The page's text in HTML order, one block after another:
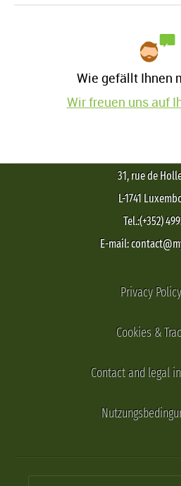
Wie gefällt Ihnen
Wir freuen uns auf
31, rue de
L-1741
Tel.:(+352)
E-mail:
Privacy Policy
Cookies &
Contact and legal